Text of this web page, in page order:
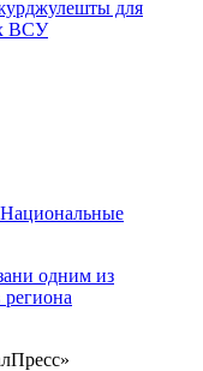
для
ВСУ
Национальные
одним из